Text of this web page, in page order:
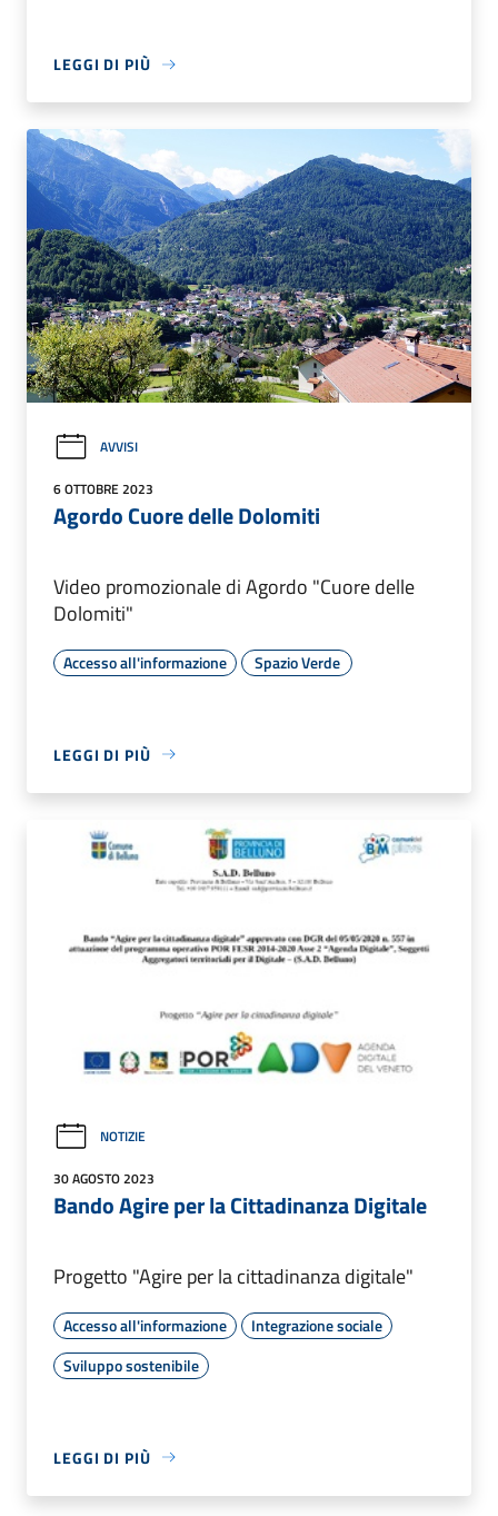
LEGGI DI PIÙ
AVVISI
6 OTTOBRE 2023
Agordo Cuore delle Dolomiti
Video promozionale di Agordo "Cuore delle
Dolomiti"
Accesso all'informazione Spazio Verde
LEGGI DI PIÙ
NOTIZIE
30 AGOSTO 2023
Bando Agire per la Cittadinanza Digitale
Progetto "Agire per la cittadinanza digitale"
Accesso all'informazione
Integrazione sociale
Sviluppo sostenibile
LEGGI DI PIÙ